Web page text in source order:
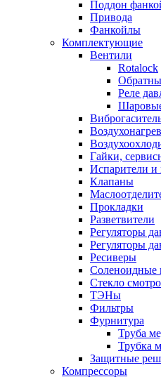
Поддон
Привода
Фанкойлы
Комплектующие
Вентили
Rotalock
Реле
Гайки,
Испарители и
Клапаны
Прокладки
Разветвители
Регуляторы
Регуляторы
Ресиверы
Соленоидные
Стекло
ТЭНы
Фильтры
Фурнитура
Труба
Трубка
Защитные
Компрессоры